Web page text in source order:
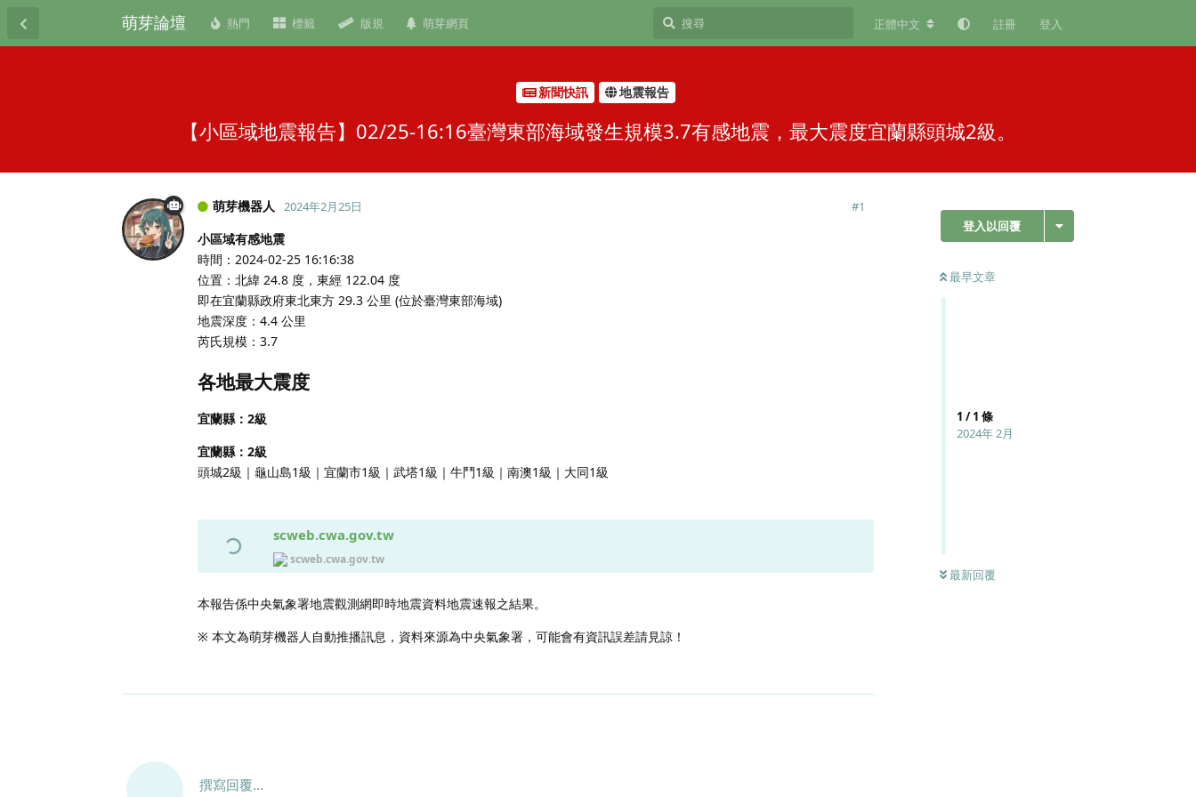
萌芽論壇 熱門 標籤 版規 萌芽網頁 正體中文 註冊 登入
新聞快訊 地震報告
【小區域地震報告】02/25-16:16臺灣東部海域發生規模3.7有感地震，最大震度宜蘭縣頭城2級。
登入以回覆
最早文章
1 /1 條
2024年 2月
最新回覆
萌芽機器人 2024年2月25日 #1
小區域有感地震
時間：2024-02-25 16:16:38
位置：北緯 24.8 度，東經 122.04 度
即在宜蘭縣政府東北東方 29.3 公里 (位於臺灣東部海域)
地震深度：4.4 公里
芮氏規模：3.7
各地最大震度
宜蘭縣：2級
宜蘭縣：2級
頭城2級｜龜山島1級｜宜蘭市1級｜武塔1級｜牛鬥1級｜南澳1級｜大同1級
scweb.cwa.gov.tw
scweb.cwa.gov.tw
本報告係中央氣象署地震觀測網即時地震資料地震速報之結果。
※ 本文為萌芽機器人自動推播訊息，資料來源為中央氣象署，可能會有資訊誤差請見諒！
撰寫回覆...